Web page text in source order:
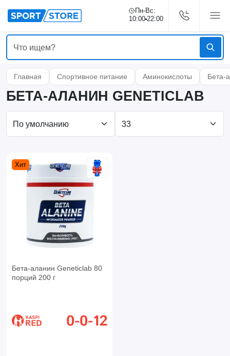
Пн-Вс:
10:00 22:00
Главная Спортивное питание Аминокислоты Бета-
БЕТА-АЛАНИН GENETICLAB
Хит
Бета-аланин Geneticlab 80
порций 200 г